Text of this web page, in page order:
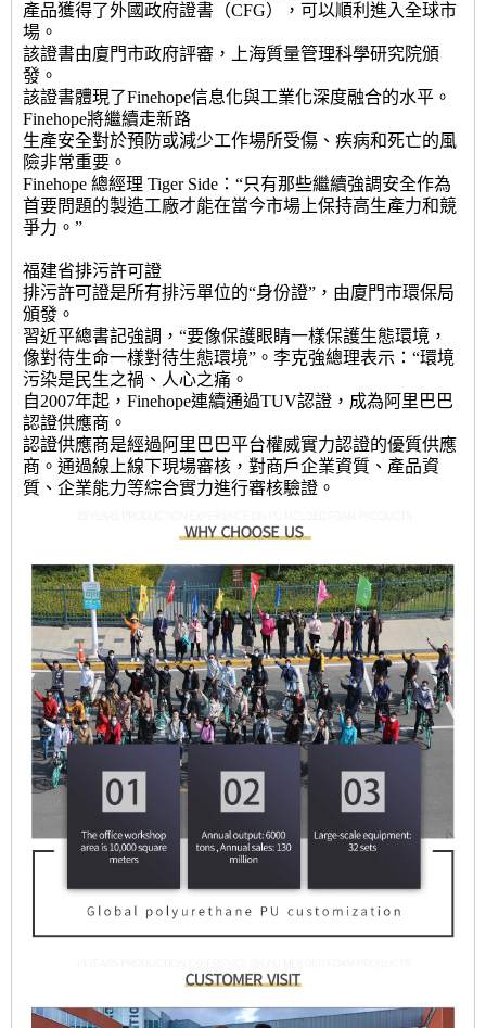
產品獲得了外國政府證書（CFG），可以順利進入全球市
場。
該證書由廈門市政府評審，上海質量管理科學研究院頒
發。
該證書體現了Finehope信息化與工業化深度融合的水平。
Finehope將繼續走新路
生產安全對於預防或減少工作場所受傷、疾病和死亡的風
險非常重要。
Finehope 總經理 Tiger Side：“只有那些繼續強調安全作為
首要問題的製造工廠才能在當今市場上保持高生產力和競
爭力。”
福建省排污許可證
排污許可證是所有排污單位的“身份證”，由廈門市環保局
頒發。
習近平總書記強調，“要像保護眼睛一樣保護生態環境，
像對待生命一樣對待生態環境”。李克強總理表示：“環境
污染是民生之禍、人心之痛。
自2007年起，Finehope連續通過TUV認證，成為阿里巴巴
認證供應商。
認證供應商是經過阿里巴巴平台權威實力認證的優質供應
商。通過線上線下現場審核，對商戶企業資質、產品資
質、企業能力等綜合實力進行審核驗證。